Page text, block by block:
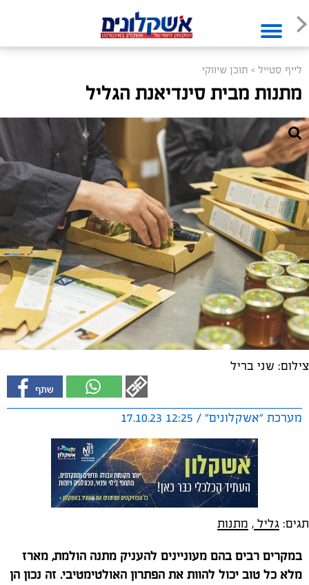
לייף סטייל > תוכן שיווקי
מתנות מבית סינדיאנת הגליל
צילום: שני בריל
מערכת "אשקלונים" / 12:25 17.10.23
תגים: גליל , מתנות
במקרים רבים בהם מעוניינים להעניק מתנה הולמת, מארז
מלא כל טוב יכול להוות את הפתרון האולטימטיבי. זה נכון הן